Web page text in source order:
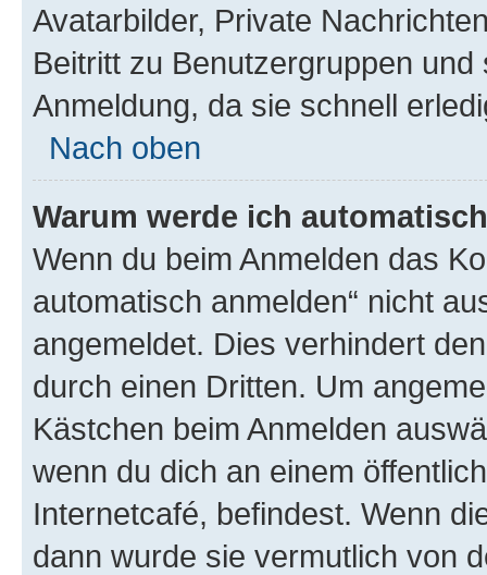
Avatarbilder, Private
Beitritt zu Benutzergruppen
Anmeldung, da sie schnell
Nach oben
Warum werde ich
Wenn du beim Anmelden das
automatisch anmelden“ nicht
angemeldet. Dies verhindert
durch einen Dritten. Um
Kästchen beim Anmelden
wenn du dich an einem
Internetcafé, befindest. Wenn
dann wurde sie vermutlich von